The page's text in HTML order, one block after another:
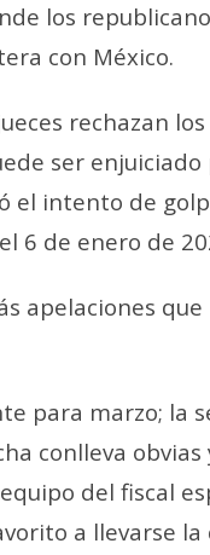
los
con México.
rechazan
ser enjuiciado
el intento de
6 de enero de
apelaciones
para marzo; la
conlleva
del fiscal
a llevarse